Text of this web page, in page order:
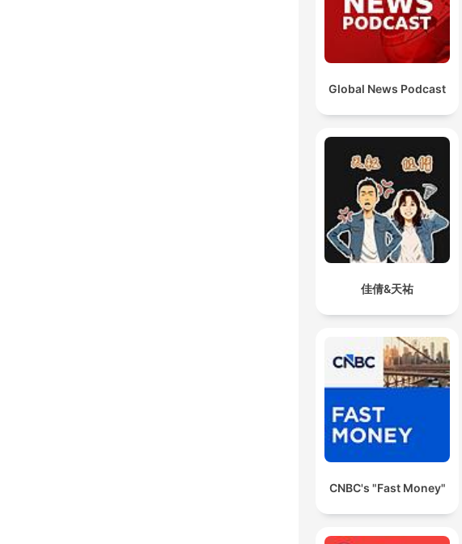
Global News Podcast
佳倩&天祐
CNBC's "Fast Money"